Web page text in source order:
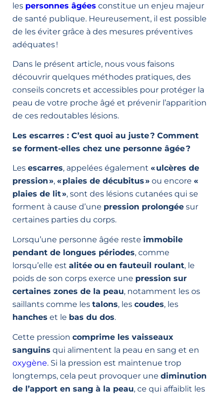
les personnes âgées constitue un enjeu majeur
de santé publique. Heureusement, il est possible
de les éviter grâce à des mesures préventives
adéquates !
Dans le présent article, nous vous faisons
découvrir quelques méthodes pratiques, des
conseils concrets et accessibles pour protéger la
peau de votre proche âgé et prévenir l’apparition
de ces redoutables lésions.
Les escarres : C’est quoi au juste ? Comment
se forment-elles chez une personne âgée ?
Les escarres, appelées également « ulcères de
pression », « plaies de décubitus » ou encore «
plaies de lit », sont des lésions cutanées qui se
forment à cause d’une pression prolongée sur
certaines parties du corps.
Lorsqu’une personne âgée reste immobile
pendant de longues périodes, comme
lorsqu’elle est alitée ou en fauteuil roulant, le
poids de son corps exerce une pression sur
certaines zones de la peau, notamment les os
saillants comme les talons, les coudes, les
hanches et le bas du dos.
Cette pression comprime les vaisseaux
sanguins qui alimentent la peau en sang et en
oxygène. Si la pression est maintenue trop
longtemps, cela peut provoquer une diminution
de l’apport en sang à la peau, ce qui affaiblit les